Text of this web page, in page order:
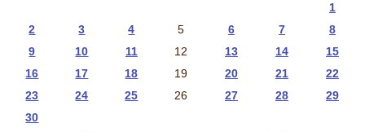
1
2
3 4 5 6 7
8
9
10 11 12 13 14
15
16
17 18 19 20 21
22
23
24 25 26 27 28
29
30